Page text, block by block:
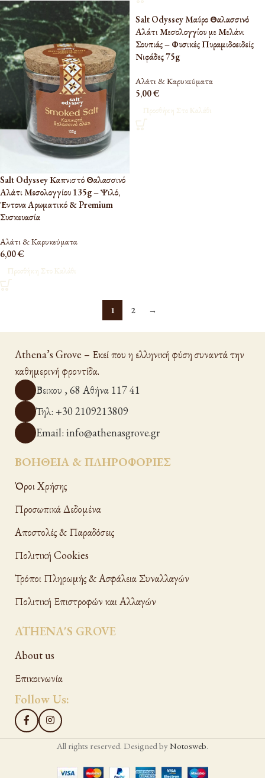
Salt Odyssey Καπνιστό Θαλασσινό
Αλάτι Μεσολογγίου 135g – Ψιλό,
Έντονα Αρωματικό & Premium
Συσκευασία
Αλάτι & Καρυκεύματα
6,00€
Προσθήκη Στο Καλάθι
Salt Odyssey Μαύρο Θαλασσινό
Αλάτι Μεσολογγίου με Μελάνι
Σουπιάς – Φυσικές Πυραμιδοειδείς
Νιφάδες 75g
Αλάτι & Καρυκεύματα
5,00€
Προσθήκη Στο Καλάθι
1 2 →
Athena’s Grove – Εκεί που η ελληνική φύση συναντά την
καθημερινή φροντίδα.
Βεικου , 68 Αθήνα 117 41
Τηλ: +30 2109213809
Email: info@athenasgrove.gr
ΒΟΗΘΕΙΑ & ΠΛΗΡΟΦΟΡΙΕΣ
Όροι Xρήσης
Προσωπικά Δεδομένα
Αποστολές & Παραδόσεις
Πολιτική Cookies
Τρόποι Πληρωμής & Ασφάλεια Συναλλαγών
Πολιτική Επιστροφών και Αλλαγών
ATHENA'S GROVE
About us
Επικοινωνία
Follow Us:
All rights reserved. Designed byNotosweb.